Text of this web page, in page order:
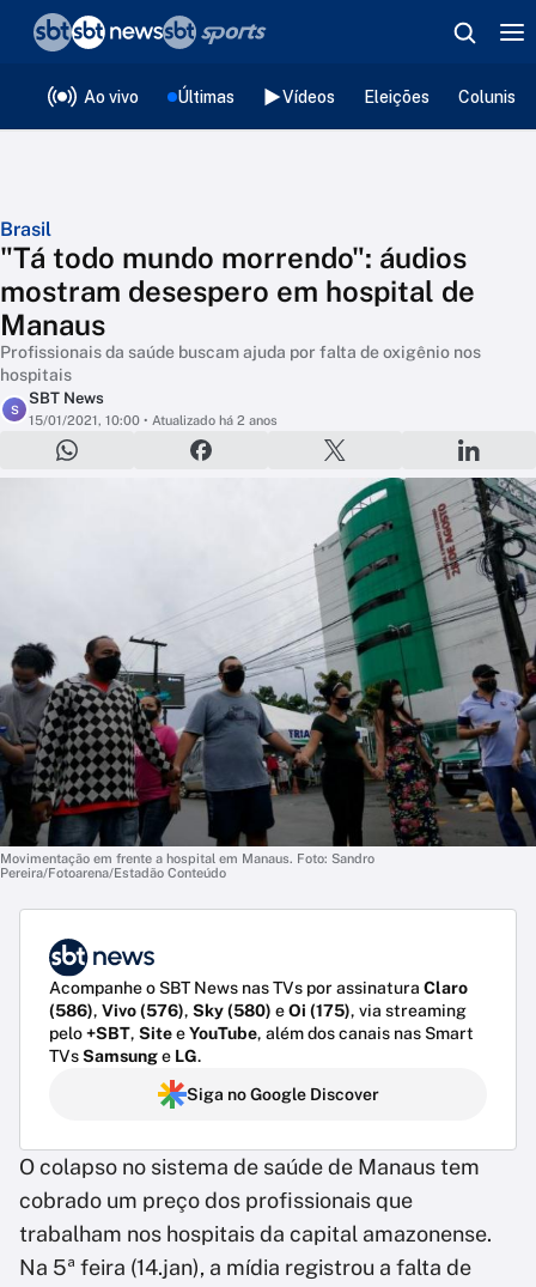
Ao vivo Últimas Vídeos Eleições
Brasil
"Tá todo mundo morrendo": áudios
mostram desespero em hospital de
Manaus
Profissionais da saúde buscam ajuda por falta de oxigênio nos
hospitais
S
SBT News
15/01/2021, 10:00 • Atualizado há 2 anos
Movimentação em frente a hospital em Manaus. Foto: Sandro
Pereira/Fotoarena/Estadão Conteúdo
Acompanhe o SBT News nas TVs por assinatura Claro
(586), Vivo (576), Sky (580) eOi (175), via streaming
pelo+SBT, SiteeYouTube, além dos canais nas Smart
TVsSamsunge LG.
Siga no Google Discover
O colapso no sistema de saúde de Manaus tem
cobrado um preço dos profissionais que
trabalham nos hospitais da capital amazonense.
Na 5ª feira (14.jan), a mídia registrou a falta de
❮voltar
Editorias